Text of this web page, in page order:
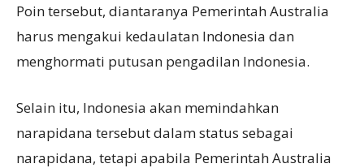
Poin tersebut, diantaranya Pemerintah Australia
harus mengakui kedaulatan Indonesia dan
menghormati putusan pengadilan Indonesia.
Selain itu, Indonesia akan memindahkan
narapidana tersebut dalam status sebagai
narapidana, tetapi apabila Pemerintah Australia